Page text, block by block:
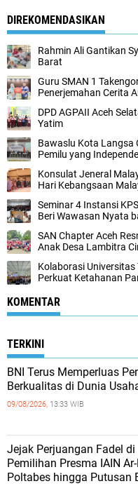
DIREKOMENDASIKAN
Rahmin Ali Gantikan
Barat
Guru SMAN 1
Penerjemahan Cerita
DPD AGPAII Aceh
Yatim
Bawaslu Kota Langsa
Pemilu yang
Konsulat Jeneral
Hari Kebangsaan
Seminar 4 Instansi
Beri Wawasan Nyata
SAN Chapter Aceh
Anak Desa Lambitra
Kolaborasi
Perkuat Ketahanan
KOMENTAR
TERKINI
BNI Terus Memperluas
Berkualitas di Dunia
09/08/2026, 13:33 WIB
Jejak Perjuangan Fadel di
Pemilihan Presma IAIN
Poltabes hingga Putusan